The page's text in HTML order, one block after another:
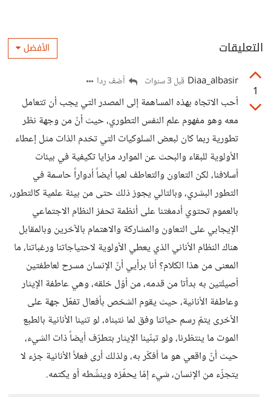
التعليقات الأفضل
1
Diaa_albasir قبل 3 سنوات أضف ردا
أحب الاتجاه بهذه المساهمة إلى المصدر التي يجب أن تتعامل
معه وهو مفهوم علم النفس التطوري، حيث أنّ من وجهة نظر
تطورية ربما كان لبعض السلوكيات التي تخدم الذات مثل إعطاء
الأولوية للبقاء والبحث عن الموارد مزايا تكيفية في بيئات
أسلافنا، لكن التعاون والتعاطف لعبا أيضاً أدواراً حاسمة في
التطور البشري، وبالتالي يجوز ذلك حتى من بيئة علمية كالتطور،
بالعموم تحتوي أدمغتنا على أنظمة تحفز النظام الاجتماعي
الإيجابي على التعاون والمشاركة والاهتمام بالآخرين وبالمقابل
هناك النظام الأناني الذي يعطي الأولوية لاحتياجاتنا ورغباتنا، ما
المعنى من هذا الكلام؟ أنا برأيي أنّ الإنسان مسرح لعاطفتين
أصيلتين به بدأتا من قدمه، من أوّل خلقه، وهي عاطفة الإيثار
وعاطفة الأنانية، حيث يقوم الشخص بأفعال تفعّل جهة على
الأخرى يتمّ رسم حياتنا وفق لما نتبناه، لو تنينا الأنانية بالطبع
الموت ما ينتظرنا، ولو تبنّينا الإيثار بتطرّف أيضاً ذات الشيء،
حيث أنّ واقعي هو ما أفكّر به، ولذلك أرى فعلاً الأنانية جزء لا
يتجزّء من الإنسان، شيء إمّا يحفّزه وينشّطه أو يكتمه.